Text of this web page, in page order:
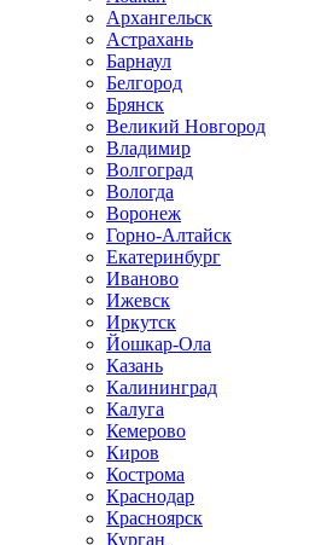
Архангельск
Астрахань
Барнаул
Белгород
Брянск
Великий Новгород
Владимир
Волгоград
Вологда
Воронеж
Горно-Алтайск
Екатеринбург
Иваново
Ижевск
Иркутск
Йошкар-Ола
Казань
Калининград
Калуга
Кемерово
Киров
Кострома
Краснодар
Красноярск
Курган